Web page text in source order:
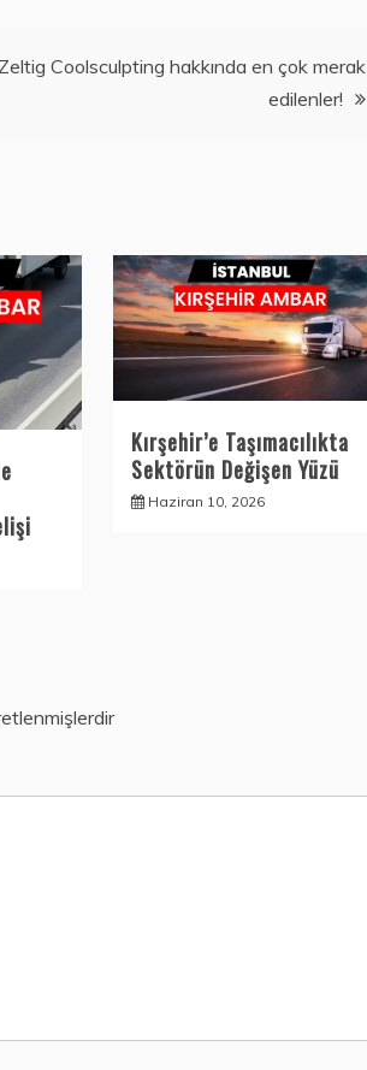
Zeltig Coolsculpting hakkında en çok merak
edilenler!
Kırşehir’e Taşımacılıkta
Sektörün Değişen Yüzü
Haziran 10, 2026